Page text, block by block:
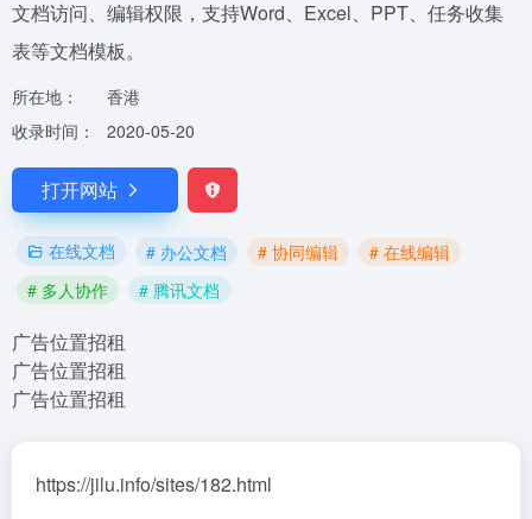
文档访问、编辑权限，支持Word、Excel、PPT、任务收集
表等文档模板。
所在地：
香港
收录时间：
2020-05-20
打开网站
在线文档 # 办公文档 # 协同编辑
# 在线编辑
# 多人协作
# 腾讯文档
广告位置招租
广告位置招租
广告位置招租
https://jilu.info/sites/182.html